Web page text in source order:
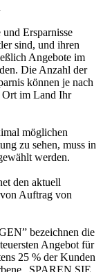
Ersparnisse
sind, und ihren
Angebote im
Die Anzahl der
können je nach
Ort im Land Ihr
möglichen
zu sehen, muss in
werden.
den aktuell
Auftrag von
bezeichnen die
Angebot für
25 % der Kunden
„SPAREN SIE